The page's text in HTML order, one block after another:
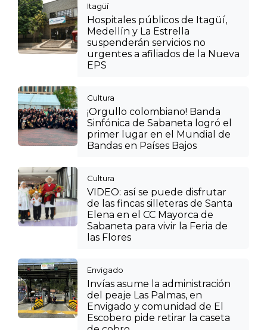
Itagüí
Hospitales públicos de Itagüí,
Medellín y La Estrella
suspenderán servicios no
urgentes a afiliados de la Nueva
EPS
Cultura
¡Orgullo colombiano! Banda
Sinfónica de Sabaneta logró el
primer lugar en el Mundial de
Bandas en Países Bajos
Cultura
VIDEO: así se puede disfrutar
de las fincas silleteras de Santa
Elena en el CC Mayorca de
Sabaneta para vivir la Feria de
las Flores
Envigado
Invías asume la administración
del peaje Las Palmas, en
Envigado y comunidad de El
Escobero pide retirar la caseta